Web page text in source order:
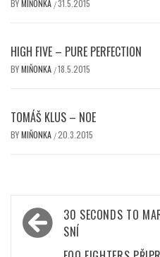
BYMIŇONKA /31.5.2015
HIGH FIVE – PURE PERFECTION
BYMIŇONKA /18.5.2015
TOMÁŠ KLUS – NOE
BYMIŇONKA /20.3.2015
Navigace
pro
30 SECONDS TO
SNÍ